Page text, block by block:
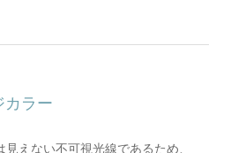
ラー
えない不可視光線であるため、